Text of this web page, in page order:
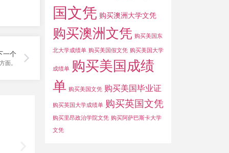
一个
面。
国文凭 购买澳洲大学文凭
购买澳洲文凭 购买美国东
北大学成绩单 购买美国假文凭 购买美国大学
成绩单 购买美国成绩
单 购买美国文凭 购买美国毕业证
购买英国大学成绩单 购买英国文凭
购买里昂政治学院文凭 购买阿萨巴斯卡大学
文凭